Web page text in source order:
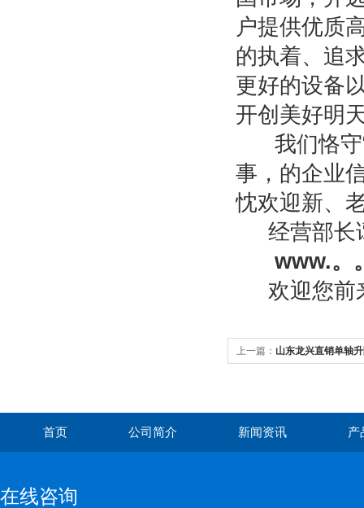
户提供优质
的执着、追
更好的设备
开创美好明
我们恪守“
事，的企业
忱欢迎新、
经营部长
www.。
欢迎您前
上一篇： 山东龙兴直销单轴
首页 公司简介 新闻资讯 产
在线咨询